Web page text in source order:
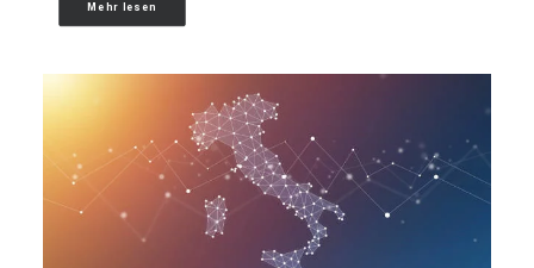
Mehr lesen